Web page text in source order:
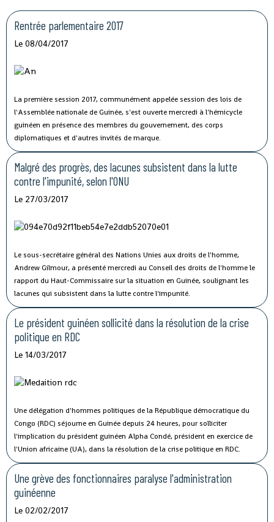
Rentrée parlementaire 2017
Le 08/04/2017
La première session 2017, communément appelée session des lois de
l'Assemblée nationale de Guinée, s'est ouverte mercredi à l'hémicycle
guinéen en présence des membres du gouvernement, des corps
diplomatiques et d'autres invités de marque.
Malgré des progrès, des lacunes subsistent dans la lutte
contre l'impunité, selon l'ONU
Le 27/03/2017
Le sous-secrétaire général des Nations Unies aux droits de l'homme,
Andrew Gilmour, a présenté mercredi au Conseil des droits de l'homme le
rapport du Haut-Commissaire sur la situation en Guinée, soulignant les
lacunes qui subsistent dans la lutte contre l'impunité.
Le président guinéen sollicité dans la résolution de la crise
politique en RDC
Le 14/03/2017
Une délégation d'hommes politiques de la République démocratique du
Congo (RDC) séjourne en Guinée depuis 24 heures, pour solliciter
l'implication du président guinéen Alpha Condé, président en exercice de
l'Union africaine (UA), dans la résolution de la crise politique en RDC.
Une grève des fonctionnaires paralyse l'administration
guinéenne
Le 02/02/2017